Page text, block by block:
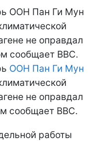
ООН Пан Ги Мун
не оправдал
сообщает BBC.
ООН Пан Ги Мун
не оправдал
сообщает BBC.
работы